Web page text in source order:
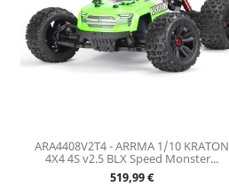
ARA4408V2T4 - ARRMA 1/10 KRATON
4X4 4S v2.5 BLX Speed Monster...
Prix
519,99 €